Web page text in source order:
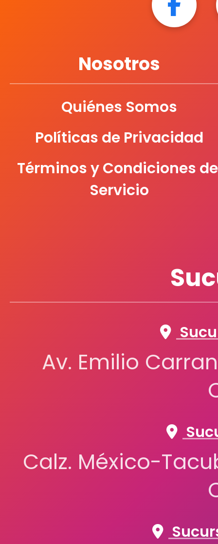
Nosotros
Quiénes Somos
Políticas de Privacidad
Términos y Condiciones
Servicio
Av. Emilio
Calz. México-